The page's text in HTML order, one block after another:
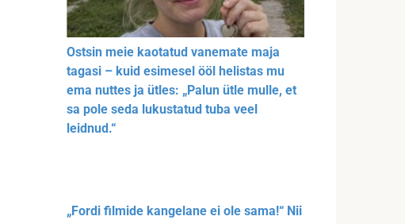
Ostsin meie kaotatud vanemate maja
tagasi – kuid esimesel ööl helistas mu
ema nuttes ja ütles: „Palun ütle mulle, et
sa pole seda lukustatud tuba veel
leidnud.“
„Fordi filmide kangelane ei ole sama!“ Nii